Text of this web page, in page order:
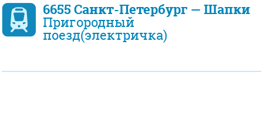
6655 Санкт-Петербург — Шапки
Пригородный
поезд(электричка)